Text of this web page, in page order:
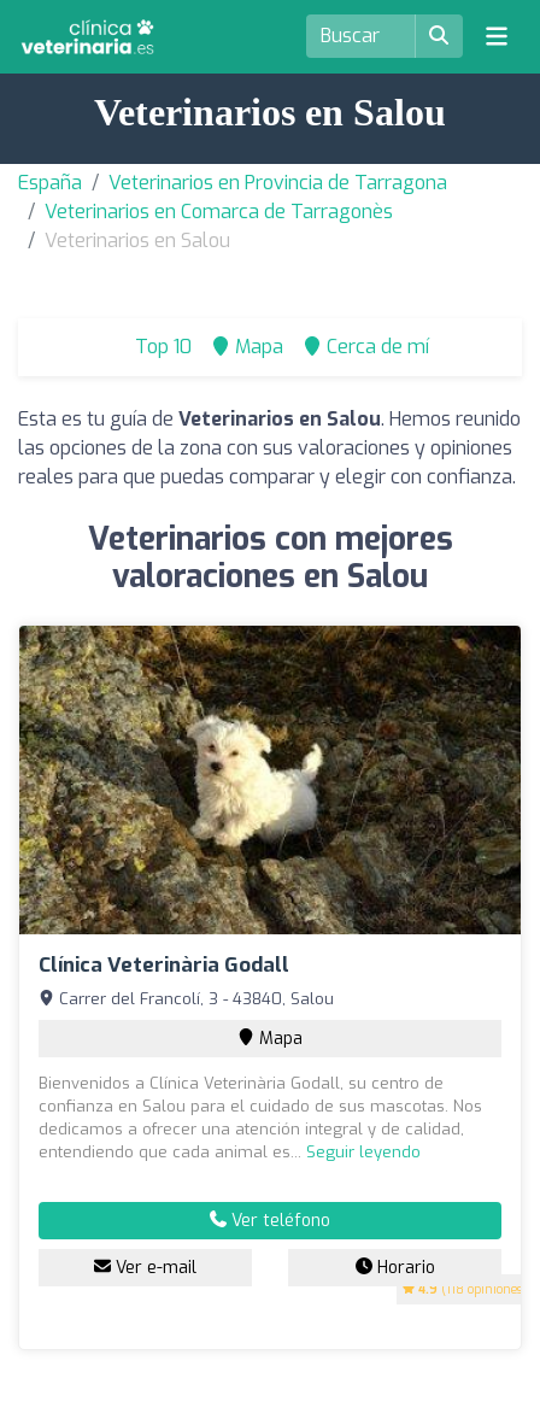
Veterinarios en Salou
España
Veterinarios en Provincia de Tarragona
Veterinarios en Comarca de Tarragonès
Veterinarios en Salou
Top 10 Mapa Cerca de mí
Esta es tu guía de Veterinarios en Salou. Hemos reunido
las opciones de la zona con sus valoraciones y opiniones
reales para que puedas comparar y elegir con confianza.
Veterinarios con mejores
valoraciones en Salou
Clínica Veterinària Godall
4.9 (118 opiniones)
Carrer del Francolí, 3 - 43840, Salou
Mapa
Bienvenidos a Clínica Veterinària Godall, su centro de
confianza en Salou para el cuidado de sus mascotas. Nos
dedicamos a ofrecer una atención integral y de calidad,
entendiendo que cada animal es... Seguir leyendo
Ver teléfono
Ver e-mail Horario